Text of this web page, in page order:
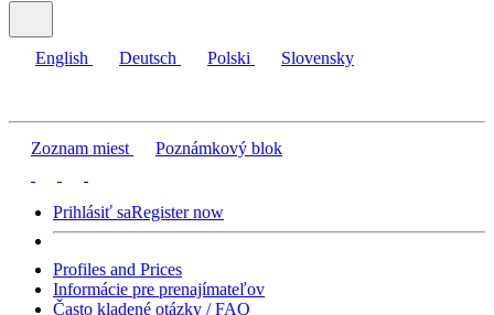
English Deutsch Polski Slovensky
Zoznam miest Poznámkový blok
Prihlásiť saRegister now
Profiles and Prices
Informácie pre prenajímateľov
Často kladené otázky / FAQ